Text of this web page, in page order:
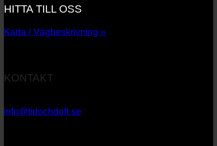
HITTA TILL OSS
Karta / Vägbeskrivning »
KONTAKT
info@tidochdoft.se